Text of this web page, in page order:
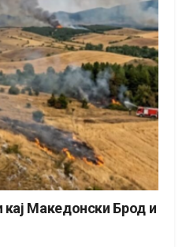
Македонски Брод и